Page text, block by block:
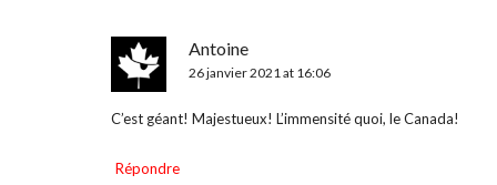
Antoine
26 janvier 2021 at 16:06
C’est géant! Majestueux! L’immensité quoi, le Canada!
Répondre